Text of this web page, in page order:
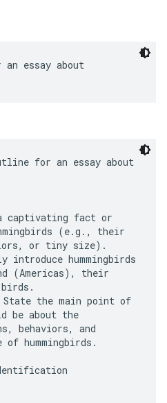
essay about
for an essay about
captivating fact or
(e.g., their
or tiny size).
introduce hummingbirds
(Americas), their
State the main point of
be about the
behaviors, and
of hummingbirds.